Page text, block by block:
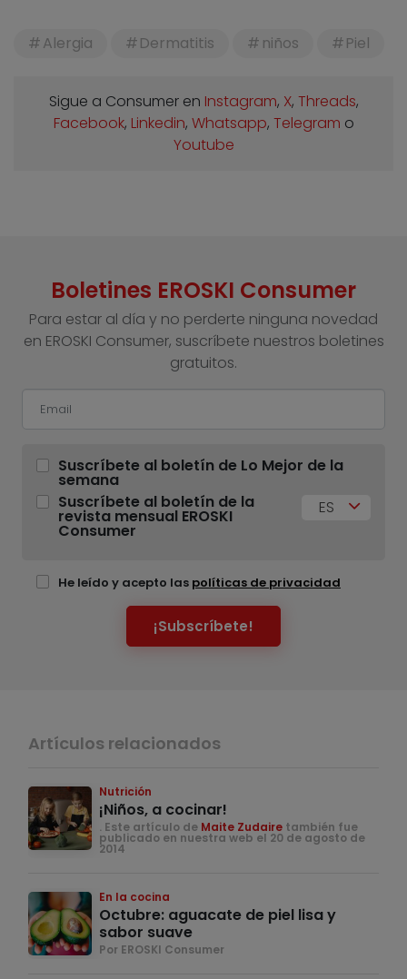
Alergia Dermatitis niños Piel
Sigue a Consumer en Instagram, X, Threads,
Facebook, Linkedin, Whatsapp, Telegram o
Youtube
Boletines EROSKI Consumer
Para estar al día y no perderte ninguna novedad
en EROSKI Consumer, suscríbete nuestros boletines
gratuitos.
Suscríbete al boletín de Lo Mejor de la
semana
Suscríbete al boletín de la
revista mensual EROSKI
Consumer
ES
He leído y acepto las políticas de privacidad
¡Subscríbete!
Artículos relacionados
Nutrición
¡Niños, a cocinar!
. Este artículo de Maite Zudaire también fue
publicado en nuestra web el 20 de agosto de
2014
En la cocina
Octubre: aguacate de piel lisa y
sabor suave
Por EROSKI Consumer